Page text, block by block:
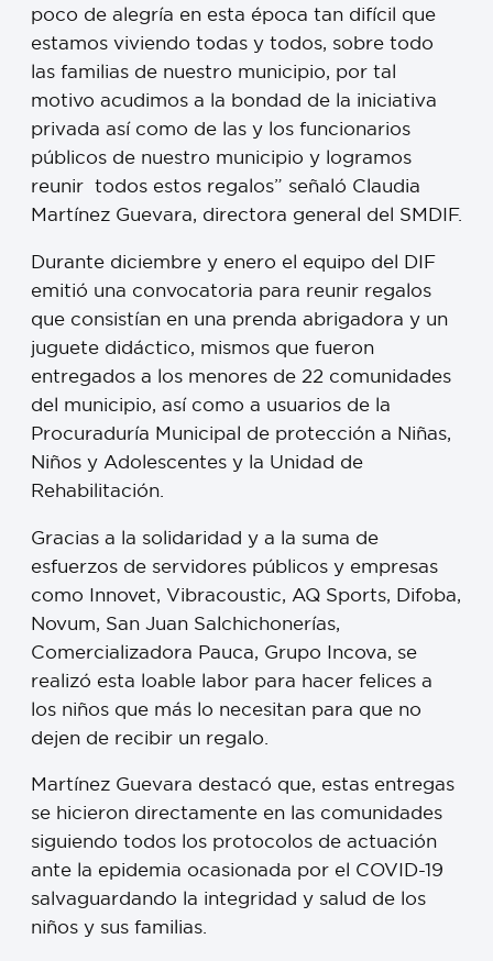
poco de alegría en esta época tan difícil que
estamos viviendo todas y todos, sobre todo
las familias de nuestro municipio, por tal
motivo acudimos a la bondad de la iniciativa
privada así como de las y los funcionarios
públicos de nuestro municipio y logramos
reunir todos estos regalos” señaló Claudia
Martínez Guevara, directora general del SMDIF.
Durante diciembre y enero el equipo del DIF
emitió una convocatoria para reunir regalos
que consistían en una prenda abrigadora y un
juguete didáctico, mismos que fueron
entregados a los menores de 22 comunidades
del municipio, así como a usuarios de la
Procuraduría Municipal de protección a Niñas,
Niños y Adolescentes y la Unidad de
Rehabilitación.
Gracias a la solidaridad y a la suma de
esfuerzos de servidores públicos y empresas
como Innovet, Vibracoustic, AQ Sports, Difoba,
Novum, San Juan Salchichonerías,
Comercializadora Pauca, Grupo Incova, se
realizó esta loable labor para hacer felices a
los niños que más lo necesitan para que no
dejen de recibir un regalo.
Martínez Guevara destacó que, estas entregas
se hicieron directamente en las comunidades
siguiendo todos los protocolos de actuación
ante la epidemia ocasionada por el COVID-19
salvaguardando la integridad y salud de los
niños y sus familias.